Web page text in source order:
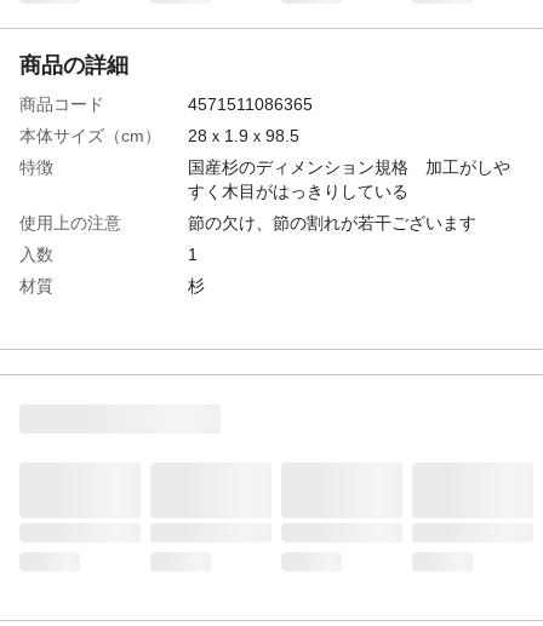
商品の詳細
商品コード
4571511086365
本体サイズ（cm）
28ｘ1.9ｘ98.5
特徴
国産杉のディメンション規格 加工がしや
すく木目がはっきりしている
使用上の注意
節の欠け、節の割れが若干ございます
入数
1
材質
杉
樹種名
杉
重量
2ｋｇ